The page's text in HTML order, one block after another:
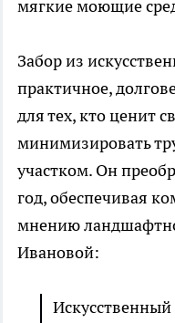
мягкие моющие
Забор из
практичное,
для тех, кто ценит
минимизировать
участком. Он
год, обеспечивая
мнению
Ивановой:
Искусственный